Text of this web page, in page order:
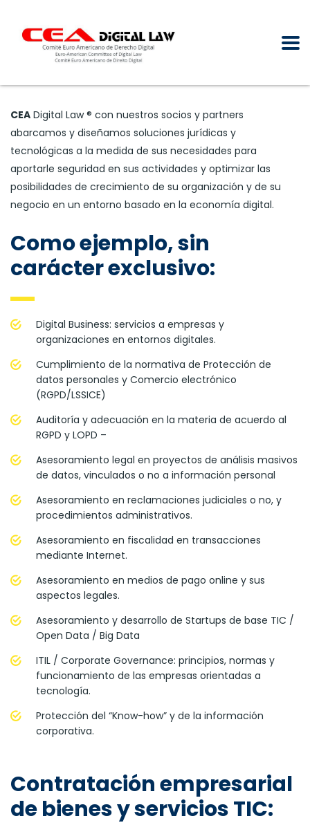
CEA Digital Law ® con nuestros socios y partners
abarcamos y diseñamos soluciones jurídicas y
tecnológicas a la medida de sus necesidades para
aportarle seguridad en sus actividades y optimizar las
posibilidades de crecimiento de su organización y de su
negocio en un entorno basado en la economía digital.
Como ejemplo, sin
carácter exclusivo:
Digital Business: servicios a empresas y
organizaciones en entornos digitales.
Cumplimiento de la normativa de Protección de
datos personales y Comercio electrónico
(RGPD/LSSICE)
Auditoría y adecuación en la materia de acuerdo al
RGPD y LOPD –
Asesoramiento legal en proyectos de análisis masivos
de datos, vinculados o no a información personal
Asesoramiento en reclamaciones judiciales o no, y
procedimientos administrativos.
Asesoramiento en fiscalidad en transacciones
mediante Internet.
Asesoramiento en medios de pago online y sus
aspectos legales.
Asesoramiento y desarrollo de Startups de base TIC /
Open Data / Big Data
ITIL / Corporate Governance: principios, normas y
funcionamiento de las empresas orientadas a
tecnología.
Protección del “Know-how” y de la información
corporativa.
Contratación empresarial
de bienes y servicios TIC: